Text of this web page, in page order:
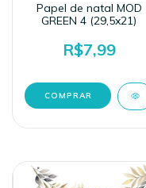
Papel de natal MOD
GREEN 4 (29,5x21)
R$7,99